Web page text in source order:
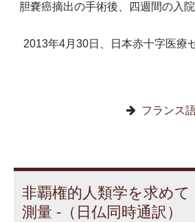
胆嚢癌摘出の手術後、四週間の入
2013年4月30日、日本赤十字医療
フランス
非覇権的人類学を求めて
測量 -（日仏同時通訳）